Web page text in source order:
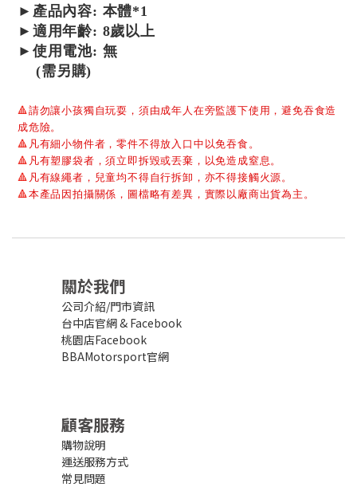
►產品內容: 本體*1
►適用年齡: 8歲以上
►使用電池: 無
(需另購)
🔺請勿讓小孩獨自玩耍，須由成年人在旁監護下使用，避免吞食造
成危險。
🔺 凡有細小物件者，零件不得放入口中以免吞食。
🔺 凡有塑膠袋者，須立即拆毀或丟棄，以免造成窒息。
🔺 凡有線繩者，兒童均不得自行拆卸，亦不得接觸火源。
🔺本產品因拍攝關係，圖檔略有差異，實際以廠商出貨為主。
關於我們
公司介紹/門市資訊
台中店官網& Facebook
桃園店Facebook
BBAMotorsport官網
顧客服務
購物說明
運送服務方式
常見問題